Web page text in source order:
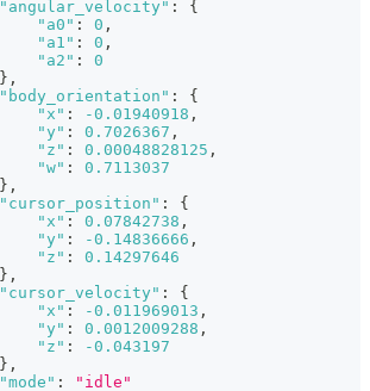
"angular_velocity" :
{
"a0" : 0 ,
"a1" : 0 ,
"a2" :
0
} ,
"body_orientation" :
{
"x" : -0.01940918 ,
"y" : 0.7026367 ,
"z" : 0.00048828125 ,
"w" :
0.7113037
} ,
"cursor_position" :
{
"x" : 0.07842738 ,
"y" : -0.14836666 ,
"z" :
0.14297646
} ,
"cursor_velocity" :
{
"x" : -0.011969013 ,
"y" : 0.0012009288 ,
"z" :
-0.043197
} ,
"mode" :
"idle"